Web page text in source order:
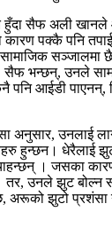
हुँदा सैफ अली
पक्कै पनि
सञ्जालमा
भन्छन्, उनले
पनि आईडी
अनुसार, उनलाई
हुन्छन। धेरैलाई
। जसका
तर, उनले झुट बोल्न
अरूको झुटो प्रशंसा